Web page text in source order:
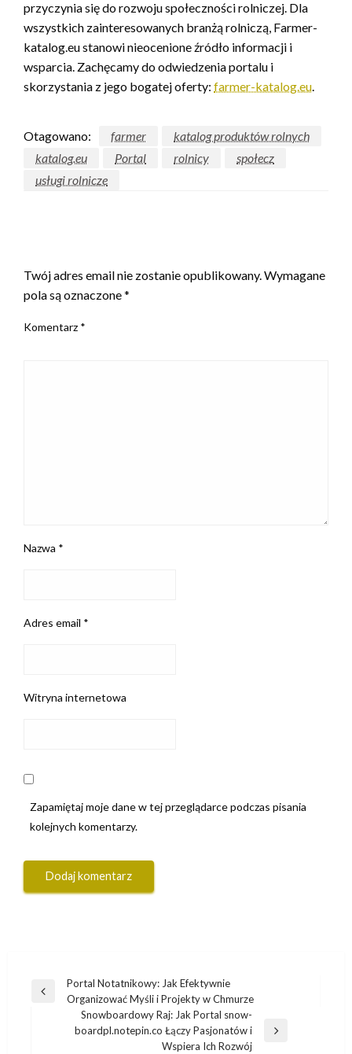
przyczynia się do rozwoju społeczności rolniczej. Dla
wszystkich zainteresowanych branżą rolniczą, Farmer-
katalog.eu stanowi nieocenione źródło informacji i
wsparcia. Zachęcamy do odwiedzenia portalu i
skorzystania z jego bogatej oferty: farmer-katalog.eu.
Otagowano: farmer
katalog produktów rolnych
katalog.eu
Portal rolnicy
społecz
usługi rolnicze
Twój adres email nie zostanie opublikowany.Wymagane
pola są oznaczone*
Komentarz *
Nazwa *
Adres email *
Witryna internetowa
Zapamiętaj moje dane w tej przeglądarce podczas pisania
kolejnych komentarzy.
Nawigacja
wpisu
Poprzedni
Portal Notatnikowy: Jak Efektywnie
Organizować Myśli i Projekty w Chmurze
Następny
Snowboardowy Raj: Jak Portal snow-
boardpl.notepin.co Łączy Pasjonatów i
Wspiera Ich Rozwój